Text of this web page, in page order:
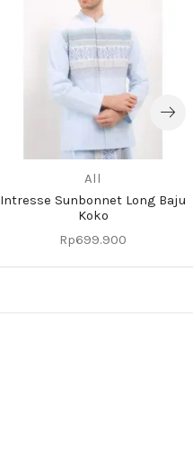
All
Intresse Sunbonnet Long Baju
Koko
Rp699.900